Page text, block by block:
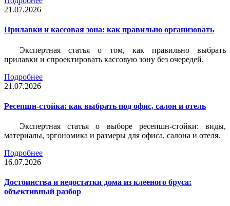
21.07.2026
Прилавки и кассовая зона: как правильно организовать
Экспертная статья о том, как правильно выбрать
прилавки и спроектировать кассовую зону без очередей.
Подробнее
21.07.2026
Ресепшн-стойка: как выбрать под офис, салон и отель
Экспертная статья о выборе ресепшн-стойки: виды,
материалы, эргономика и размеры для офиса, салона и отеля.
Подробнее
16.07.2026
Достоинства и недостатки дома из клееного бруса:
объективный разбор